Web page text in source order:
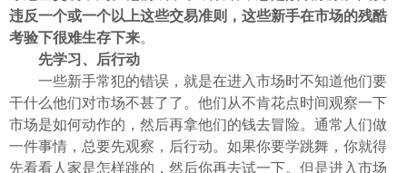
ไทย
违反一个或一个以上这些交易准则，这些新手在市场的残酷
考验下很难生存下来。
先学习、后行动
一些新手常犯的错误，就是在进入市场时不知道他们要
干什么他们对市场不甚了了。他们从不肯花点时间观察一下
市场是如何动作的，然后再拿他们的钱去冒险。通常人们做
一件事情，总要先观察，后行动。如果你要学跳舞，你就得
先看看人家是怎样跳的，然后你再去试一下。但是进入市场